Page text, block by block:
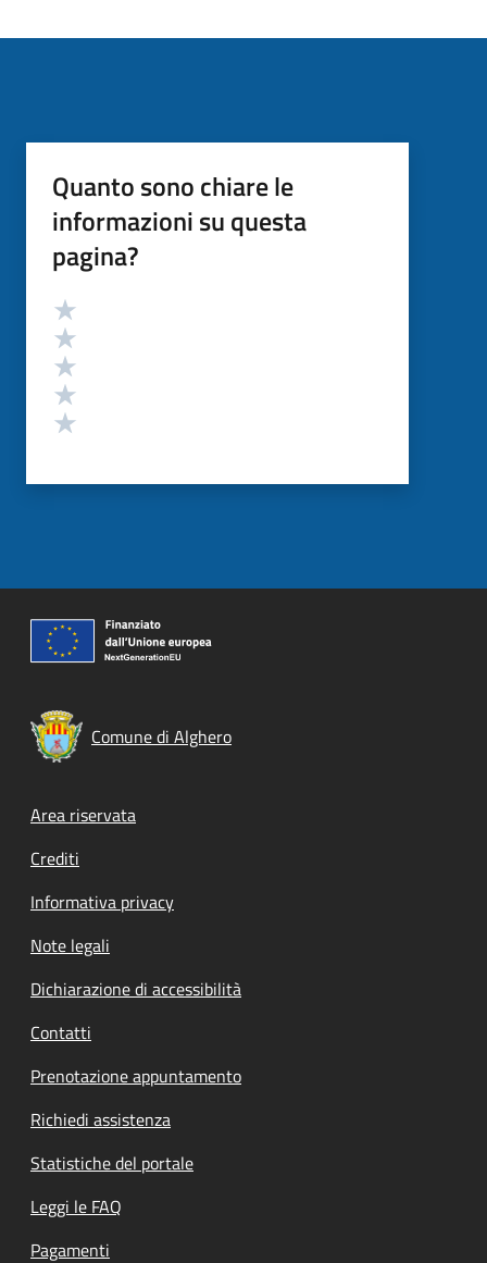
Quanto sono chiare le
informazioni su questa
pagina?
Valutazione
Comune di Alghero
Footer menu
Area riservata
Crediti
Informativa privacy
Note legali
Dichiarazione di accessibilità
Contatti
Prenotazione appuntamento
Richiedi assistenza
Statistiche del portale
Leggi le FAQ
Pagamenti